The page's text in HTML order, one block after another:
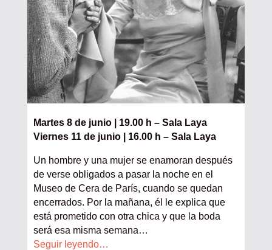
Martes 8 de junio | 19.00 h – Sala Laya
Viernes 11 de junio | 16.00 h – Sala Laya
Un hombre y una mujer se enamoran después
de verse obligados a pasar la noche en el
Museo de Cera de París, cuando se quedan
encerrados. Por la mañana, él le explica que
está prometido con otra chica y que la boda
será esa misma semana…
Seguir leyendo…